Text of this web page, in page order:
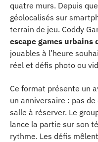
quatre murs. Depuis
géolocalisés sur
terrain de jeu. Coddy
escape games
jouables à l’heure
réel et défis photo ou
Ce format présente un
un anniversaire : pas
salle à réserver. Le
lance la partie sur son
rythme. Les défis